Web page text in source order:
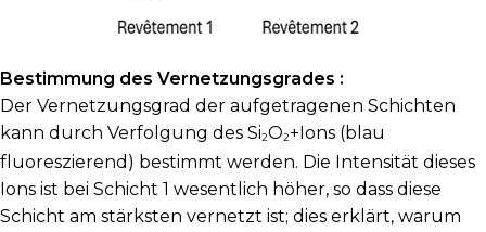
Bestimmung des Vernetzungsgrades :
Der Vernetzungsgrad der aufgetragenen Schichten
kann durch Verfolgung des Si2O2+ Ions (blau
fluoreszierend) bestimmt werden. Die Intensität dieses
Ions ist bei Schicht 1 wesentlich höher, so dass diese
Schicht am stärksten vernetzt ist; dies erklärt, warum